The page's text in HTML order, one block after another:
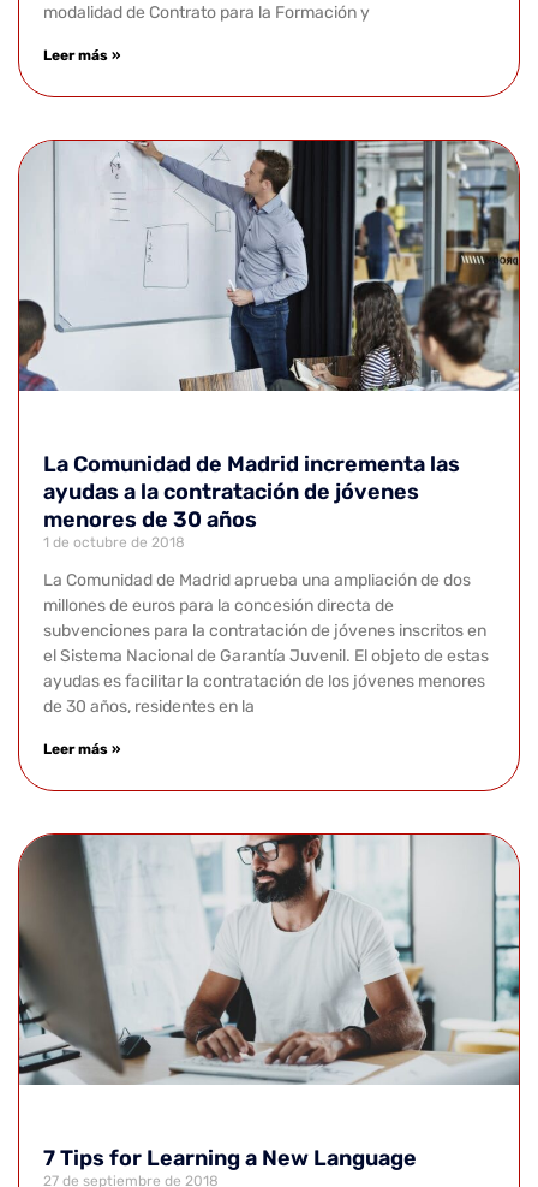
modalidad de Contrato para la Formación y
Leer más »
La Comunidad de Madrid incrementa las
ayudas a la contratación de jóvenes
menores de 30 años
1 de octubre de 2018
La Comunidad de Madrid aprueba una ampliación de dos
millones de euros para la concesión directa de
subvenciones para la contratación de jóvenes inscritos en
el Sistema Nacional de Garantía Juvenil. El objeto de estas
ayudas es facilitar la contratación de los jóvenes menores
de 30 años, residentes en la
Leer más »
7 Tips for Learning a New Language
27 de septiembre de 2018